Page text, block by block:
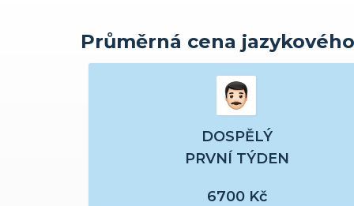
Průměrná cena
DOSPĚLÝ
PRVNÍ TÝDEN
6700 Kč